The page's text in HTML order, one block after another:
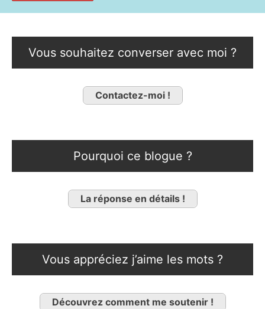
Vous souhaitez converser avec moi ?
Contactez-moi !
Pourquoi ce blogue ?
La réponse en détails !
Vous appréciez j’aime les mots ?
Découvrez comment me soutenir !